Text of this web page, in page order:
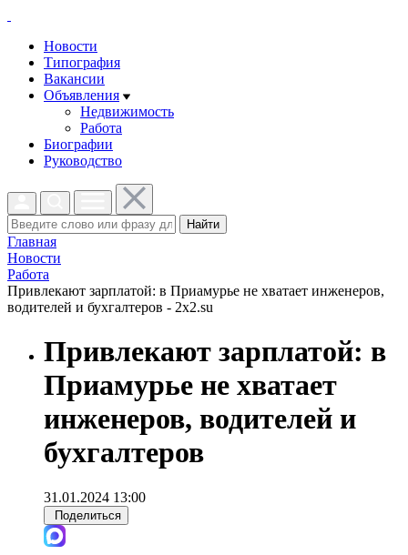
Новости
Типография
Вакансии
Объявления
Недвижимость
Работа
Биографии
Руководство
Найти
Главная
Новости
Работа
Привлекают зарплатой: в Приамурье не хватает инженеров,
водителей и бухгалтеров - 2x2.su
Привлекают зарплатой: в
Приамурье не хватает
инженеров, водителей и
бухгалтеров
31.01.2024 13:00
Поделиться